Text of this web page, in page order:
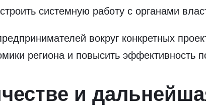
системную работу с органами
вокруг конкретных
региона и повысить эффективность
и